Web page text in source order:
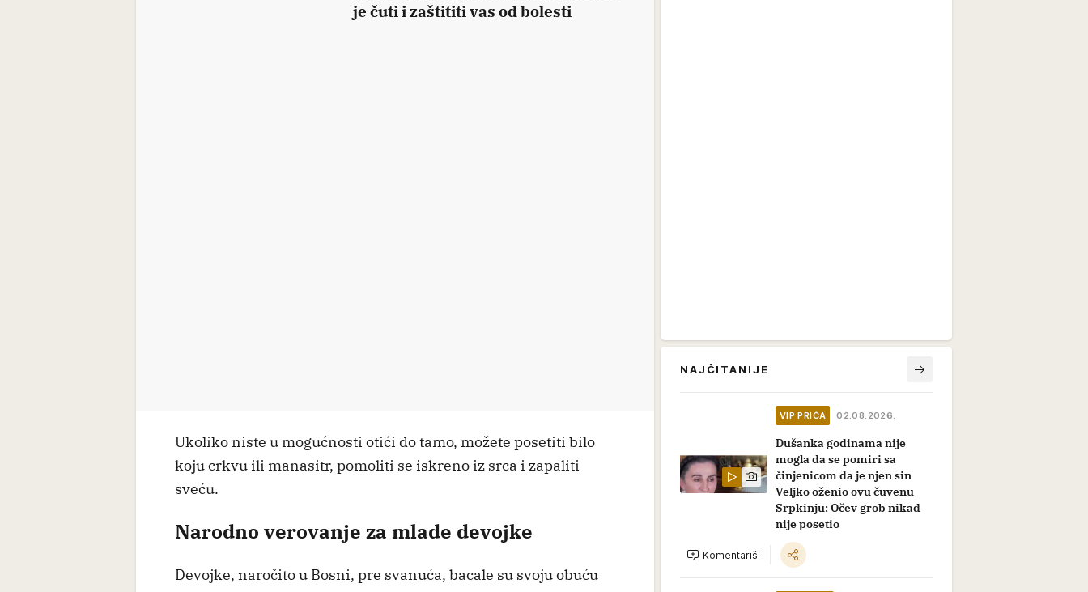
je čuti i zaštititi vas od bolesti
Ukoliko niste u mogućnosti otići do tamo, možete posetiti bilo
koju crkvu ili manasitr, pomoliti se iskreno iz srca i zapaliti
sveću.
Narodno verovanje za mlade devojke
Devojke, naročito u Bosni, pre svanuća, bacale su svoju obuću
NAJČITANIJE
VIP PRIČA 02.08.2026.
Dušanka godinama nije
mogla da se pomiri sa
činjenicom da je njen sin
Veljko oženio ovu čuvenu
Srpkinju: Očev grob nikad
nije posetio
Komentariši